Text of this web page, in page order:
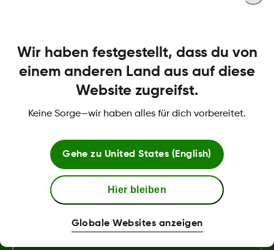
auf Ihrem alten Smartphone unter „Verbindung“
Eine Liste kompatibler Smart-Geräte finden Sie
unter
dexcom.com/g7-compatibility
Was this article helpful?
LBL-1000444 Rev001
Wir haben festgestellt, dass du von
einem anderen Land aus auf diese
Website zugreifst.
Keine Sorge—wir haben alles für dich vorbereitet.
Gehe zu United States (English)
Hier bleiben
Globale Websites anzeigen